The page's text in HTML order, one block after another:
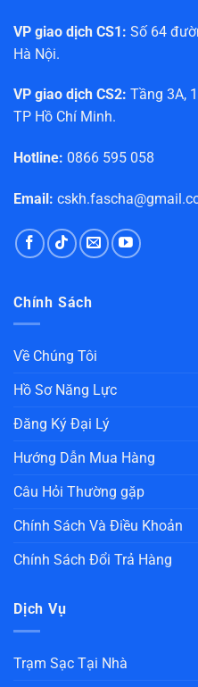
VP giao dịch CS1: Số 64
Hà Nội.
VP giao dịch CS2: Tầng 3A,
TP Hồ Chí Minh.
Hotline: 0866 595 058
Email:
Chính Sách
Về Chúng Tôi
Hồ Sơ Năng Lực
Đăng Ký Đại Lý
Hướng Dẫn Mua Hàng
Câu Hỏi Thường gặp
Chính Sách Và Điều Khoản
Chính Sách Đổi Trả Hàng
Dịch Vụ
Trạm Sạc Tại Nhà